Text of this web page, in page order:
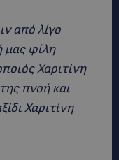
από λίγο
μας φίλη
Χαριτίνη
πνοή και
Χαριτίνη